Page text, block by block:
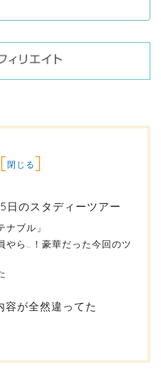
[閉じる]
日のスタディーツアー
ナブル」
やら…！豪華だった今回のツ
容が全然違ってた